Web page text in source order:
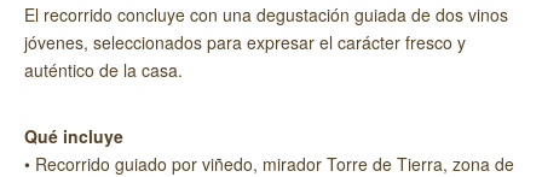
El recorrido concluye con una degustación guiada de dos vinos
jóvenes, seleccionados para expresar el carácter fresco y
auténtico de la casa.
Qué incluye
• Recorrido guiado por viñedo, mirador Torre de Tierra, zona de